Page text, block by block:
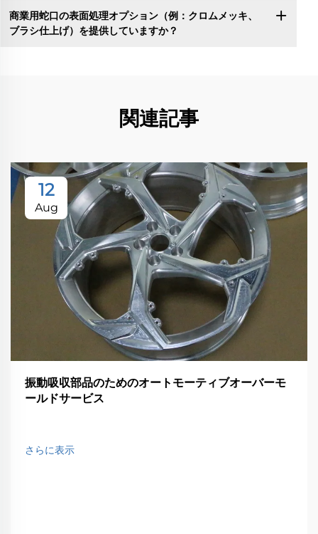
商業用蛇口の表面処理オプション（例：クロムメッキ、
ブラシ仕上げ）を提供していますか？
関連記事
12
Aug
振動吸収部品のためのオートモーティブオーバーモ
ールドサービス
さらに表示